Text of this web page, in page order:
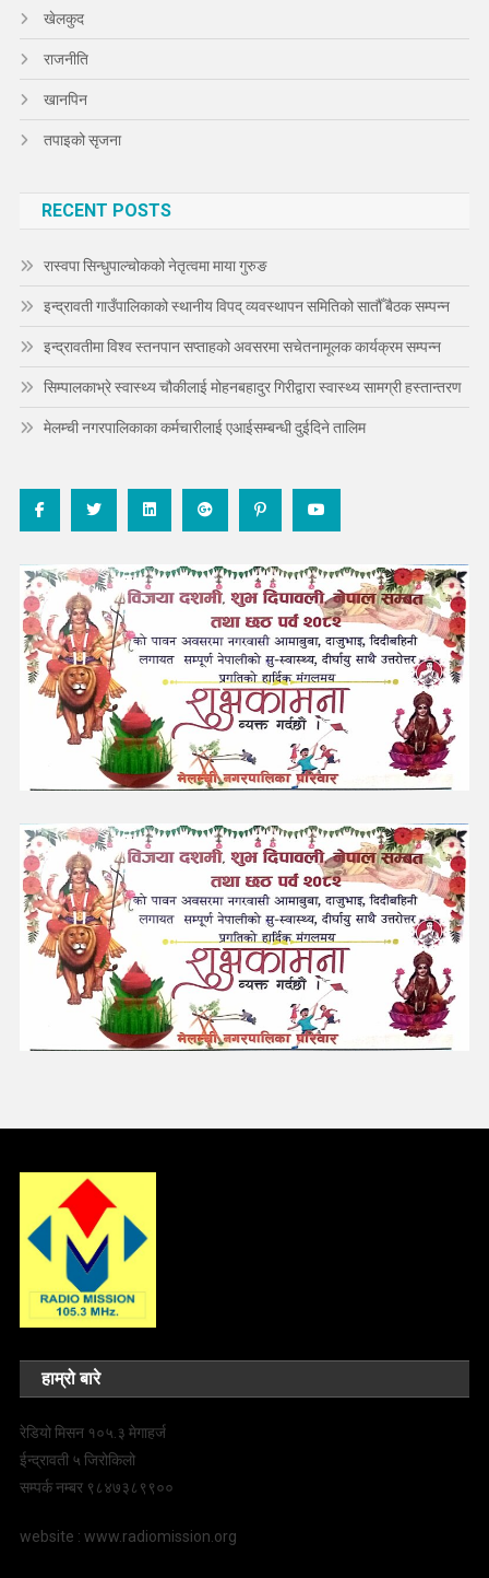
खेलकुद
राजनीति
खानपिन
तपाइको सृजना
RECENT POSTS
रास्वपा सिन्धुपाल्चोकको नेतृत्वमा माया गुरुङ
इन्द्रावती गाउँपालिकाको स्थानीय विपद् व्यवस्थापन समितिको सातौँ बैठक सम्पन्न
इन्द्रावतीमा विश्व स्तनपान सप्ताहको अवसरमा सचेतनामूलक कार्यक्रम सम्पन्न
सिम्पालकाभ्रे स्वास्थ्य चौकीलाई मोहनबहादुर गिरीद्वारा स्वास्थ्य सामग्री हस्तान्तरण
मेलम्ची नगरपालिकाका कर्मचारीलाई एआईसम्बन्धी दुईदिने तालिम
हाम्रो बारे
रेडियो मिसन १०५.३ मेगाहर्ज
ईन्द्रावती ५ जिरोकिलो
सम्पर्क नम्बर ९८४७३८९९००
website : www.radiomission.org